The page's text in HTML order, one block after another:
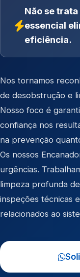
Não se
essencial
eficiência.
Nos tornamos
de desobstrução e
Nosso foco é
confiança nos
na prevenção
Os nossos
urgências.
limpeza profunda
inspeções técnicas
relacionados ao